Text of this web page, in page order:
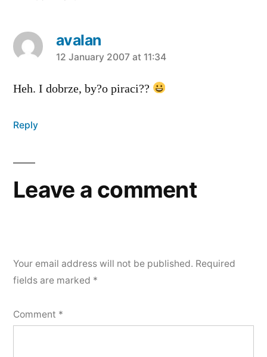
avalan
says:
12 January 2007 at 11:34
Heh. I dobrze, by?o piraci??
Reply
Leave a comment
Your email address will not be published. Required
fields are marked *
Comment *